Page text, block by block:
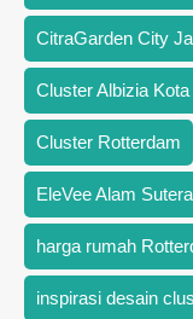
CitraGarden City
Cluster Albizia
Cluster Rotterdam
EleVee Alam Sutera
harga rumah
inspirasi desain